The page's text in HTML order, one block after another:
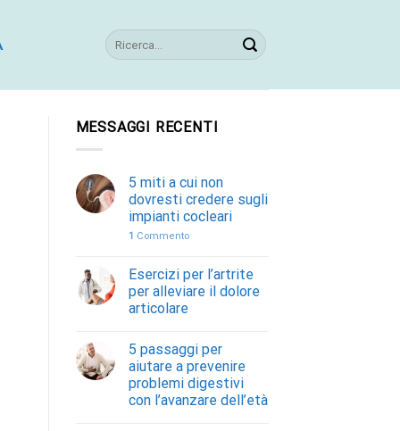
MESSAGGI RECENTI
5 miti a cui non
dovresti credere sugli
impianti cocleari
1 Commento
Esercizi per l’artrite
per alleviare il dolore
articolare
5 passaggi per
aiutare a prevenire
problemi digestivi
con l’avanzare dell’età